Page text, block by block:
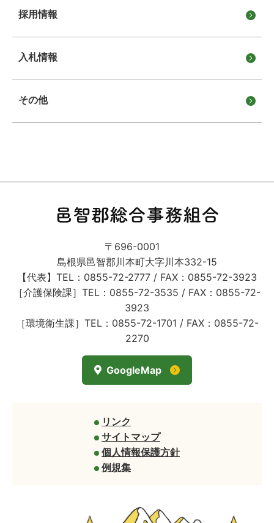
採用情報
入札情報
その他
〒696-0001
島根県邑智郡川本町大字川本332-15
【代表】TEL：0855-72-2777 / FAX：0855-72-3923
［介護保険課］TEL：0855-72-3535 / FAX：0855-72-
3923
［環境衛生課］TEL：0855-72-1701 / FAX：0855-72-
2270
GoogleMap
リンク
サイトマップ
個人情報保護方針
例規集